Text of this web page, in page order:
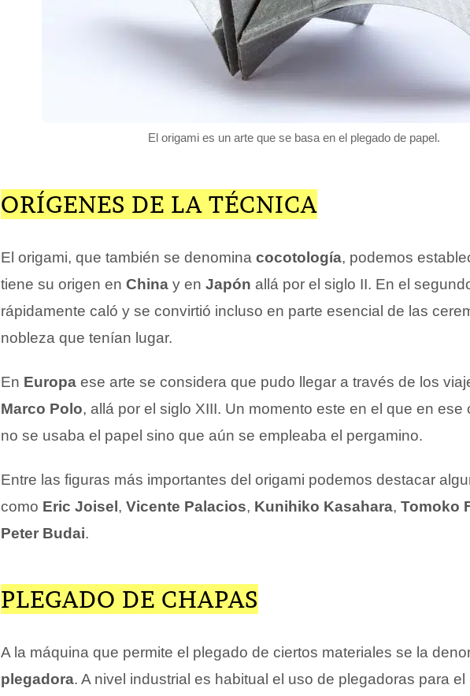
El origami es un arte que se basa en el plegado de papel.
ORÍGENES DE LA TÉCNICA
El origami, que también se denomina cocotología, podemos
tiene su origen en China y en Japón allá por el siglo II. En el
rápidamente caló y se convirtió incluso en parte esencial de las
nobleza que tenían lugar.
En Europa ese arte se considera que pudo llegar a través de los
Marco Polo, allá por el siglo XIII. Un momento este en el que en ese
no se usaba el papel sino que aún se empleaba el pergamino.
Entre las figuras más importantes del origami podemos destacar
como Eric Joisel , Vicente Palacios, Kunihiko Kasahara, Tomoko
Peter Budai.
PLEGADO DE CHAPAS
A la máquina que permite el plegado de ciertos materiales se la
plegadora. A nivel industrial es habitual el uso de plegadoras para el